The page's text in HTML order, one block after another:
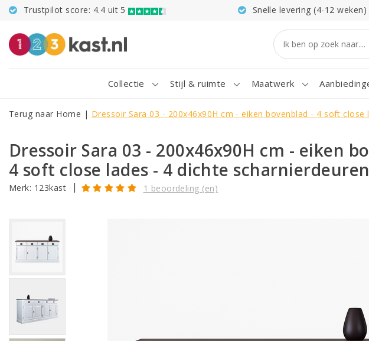
Trustpilot score: 4.4 uit 5 Snelle levering (4-12 weken)
Collectie Stijl & ruimte Maatwerk
Terug naar Home | Dressoir Sara 03 - 200x46x90H cm - eiken bovenblad - 4 soft close
Dressoir Sara 03 - 200x46x90H cm - eiken
4 soft close lades - 4 dichte scharnierdeuren
Merk: 123kast | 1 beoordeling (en)